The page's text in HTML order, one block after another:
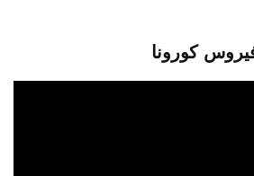
كورونا